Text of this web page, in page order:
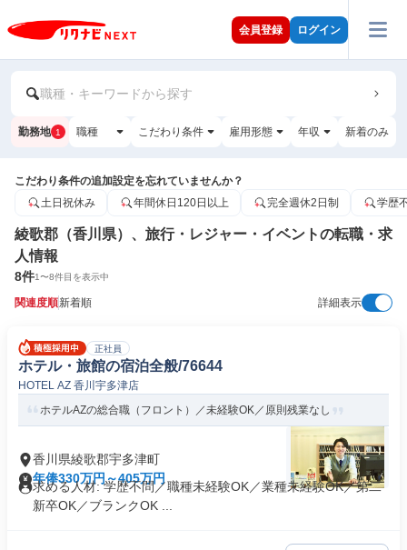
会員登録 ログイン
職種・キーワードから探す
勤務地 1 職種 こだわり条件 雇用形態 年収 新着のみ
こだわり条件の追加設定を忘れていませんか？
土日祝休み
年間休日120日以上 完全週休2日制 学歴
綾歌郡（香川県）、旅行・レジャー・イベントの転職・求
人情報
8件1〜8件目を表示中
関連度順新着順 詳細表示
正社員
ホテル・旅館の宿泊全般/76644
HOTEL AZ 香川宇多津店
ホテルAZの総合職（フロント）／未経験OK／原則残業なし
香川県綾歌郡宇多津町
年俸330万円～405万円
求める人材: 学歴不問／職種未経験OK／業種未経験OK／第二
新卒OK／ブランクOK ...